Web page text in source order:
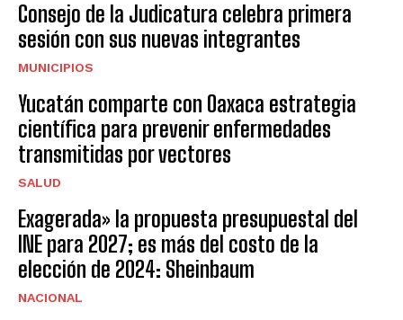
Consejo de la Judicatura celebra primera
sesión con sus nuevas integrantes
MUNICIPIOS
Yucatán comparte con Oaxaca estrategia
científica para prevenir enfermedades
transmitidas por vectores
SALUD
Exagerada» la propuesta presupuestal del
INE para 2027; es más del costo de la
elección de 2024: Sheinbaum
NACIONAL